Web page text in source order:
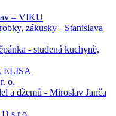
– VIKU
zákusky - Stanislava
- studená kuchyně,
ELISA
o.
a džemů - Miroslav Janča
s.r.o